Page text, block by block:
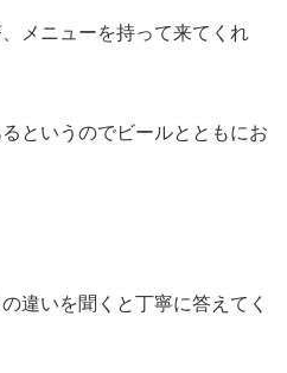
メニューを持って来てくれ
というのでビールとともにお
違いを聞くと丁寧に答えてく